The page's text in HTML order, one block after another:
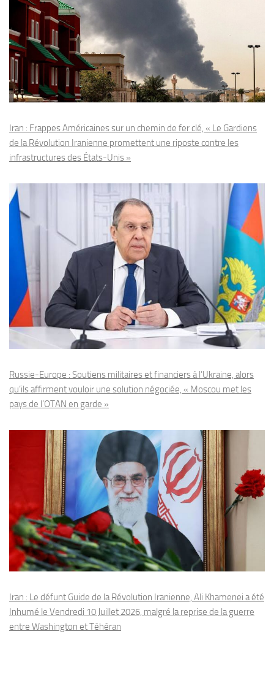
Iran : Frappes Américaines sur un chemin de fer clé, « Le Gardiens
de la Révolution Iranienne promettent une riposte contre les
infrastructures des États-Unis »
Russie-Europe : Soutiens militaires et financiers à l’Ukraine, alors
qu’ils affirment vouloir une solution négociée, « Moscou met les
pays de l’OTAN en garde »
Iran : Le défunt Guide de la Révolution Iranienne, Ali Khamenei a été
Inhumé le Vendredi 10 Juillet 2026, malgré la reprise de la guerre
entre Washington et Téhéran